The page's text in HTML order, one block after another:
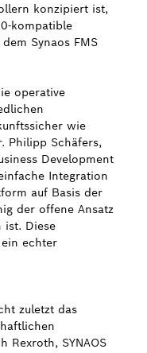
konzipiert ist,
kompatible
Synaos FMS
operative
wie
Philipp Schäfers,
Development
Integration
auf Basis der
der offene Ansatz
ist. Diese
echter
zuletzt das
Rexroth, SYNAOS